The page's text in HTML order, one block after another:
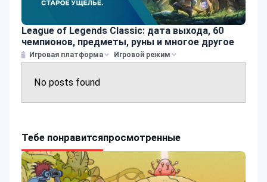
League of Legends Classic: дата выхода, 60
чемпионов, предметы, руны и многое другое
Игровая платформа Игровой режим
No posts found
Тебе понравитсяпросмотренные